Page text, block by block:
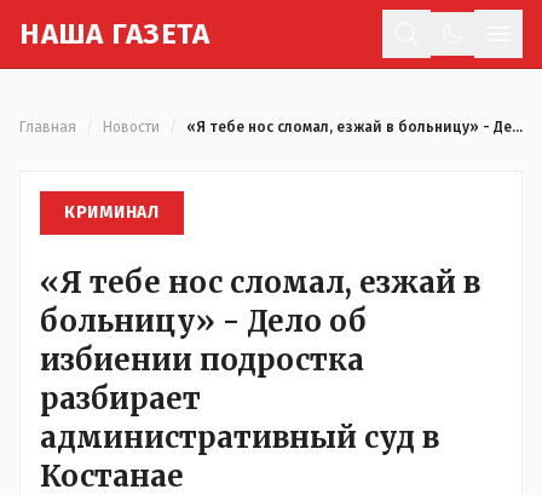
НАША ГАЗЕТА
Главная Новости «Я тебе нос сломал, езжай в больницу» - Дело об избиении подростка разбирает административный суд в Костанае
КРИМИНАЛ
«Я тебе нос сломал, езжай в
больницу» - Дело об
избиении подростка
разбирает
административный суд в
Костанае